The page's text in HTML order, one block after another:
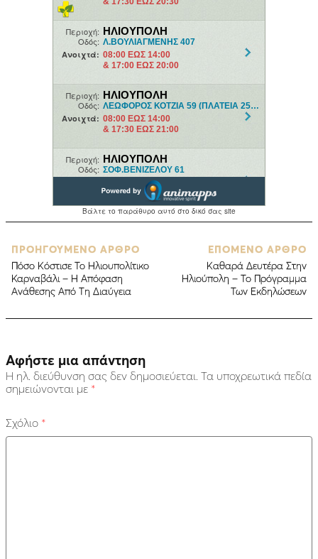
ΠΡΟΗΓΟΥΜΕΝΟ ΑΡΘΡΟ
Πόσο Κόστισε Το Ηλιουπολίτικο
Καρναβάλι – H Απόφαση
Ανάθεσης Από Τη Διαύγεια
ΕΠΟΜΕΝΟ ΑΡΘΡΟ
Kαθαρά Δευτέρα Στην
Ηλιούπολη – Το Πρόγραμμα
Των Εκδηλώσεων
Αφήστε μια απάντηση
Η ηλ. διεύθυνση σας δεν δημοσιεύεται. Τα υποχρεωτικά πεδία
σημειώνονται με *
Σχόλιο *